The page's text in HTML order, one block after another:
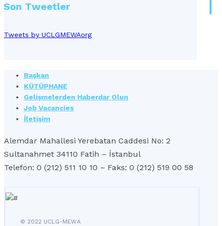
Son Tweetler
Tweets by UCLGMEWAorg
Başkan
KÜTÜPHANE
Gelişmelerden Haberdar Olun
Job Vacancies
İletişim
Alemdar Mahallesi Yerebatan Caddesi No: 2
Sultanahmet 34110 Fatih – İstanbul
Telefon: 0 (212) 511 10 10 – Faks: 0 (212) 519 00 58
© 2022 UCLG-MEWA